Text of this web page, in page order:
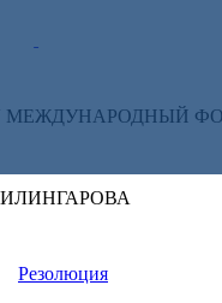
МЕЖДУНАРОДНЫЙ
Резолюция